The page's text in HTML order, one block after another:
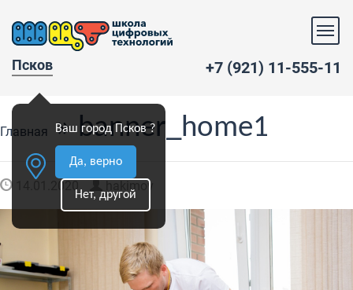
Псков
Ваш город Псков ?
Да, верно
Нет, другой
+7 (921) 11-555-11
Главная » banner_home1
14.01.2020 hakimov